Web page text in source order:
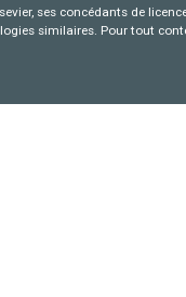
ses concédants de
similaires. Pour tout